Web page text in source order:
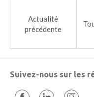
Actualité
précédente
Suivez-nous sur les